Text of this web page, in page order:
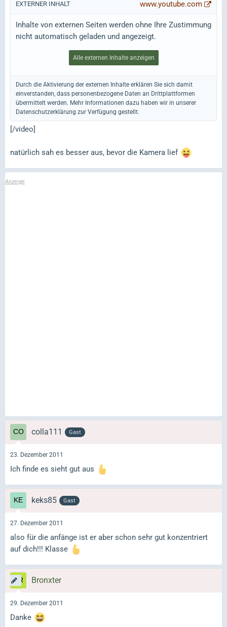
EXTERNER INHALT www.youtube.com
Inhalte von externen Seiten werden ohne Ihre Zustimmung
nicht automatisch geladen und angezeigt.
Alle externen Inhalte anzeigen
Durch die Aktivierung der externen Inhalte erklären Sie sich damit
einverstanden, dass personenbezogene Daten an Drittplattformen
übermittelt werden. Mehr Informationen dazu haben wir in unserer
Datenschutzerklärung zur Verfügung gestellt.
[/video]
natürlich sah es besser aus, bevor die Kamera lief
colla111 Gast
23. Dezember 2011
Ich finde es sieht gut aus
keks85 Gast
27. Dezember 2011
also für die anfänge ist er aber schon sehr gut konzentriert
auf dich!!! Klasse
Bronxter
29. Dezember 2011
Danke